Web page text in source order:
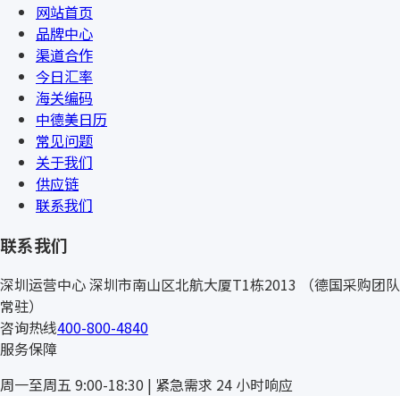
网站首页
品牌中心
渠道合作
今日汇率
海关编码
中德美日历
常见问题
关于我们
供应链
联系我们
联系我们
深圳运营中心深圳市南山区北航大厦T1栋2013
（德国采购团队
常驻）
咨询热线400-800-4840
服务保障
周一至周五 9:00-18:30 | 紧急需求 24 小时响应